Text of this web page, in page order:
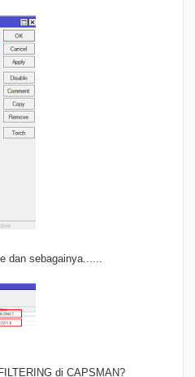
dan sebagainya......
di CAPSMAN?